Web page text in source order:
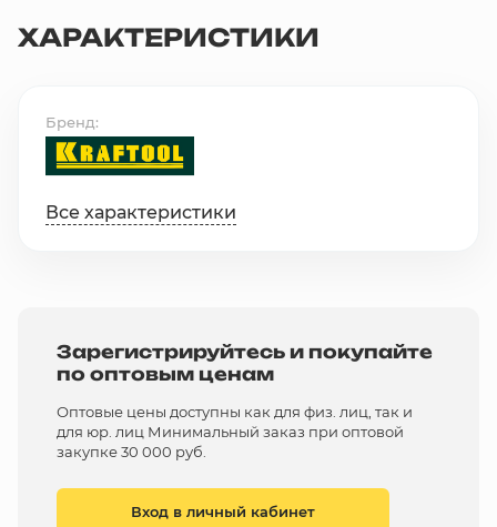
ХАРАКТЕРИСТИКИ
Бренд
Все характеристики
Зарегистрируйтесь и покупайте
по оптовым ценам
Оптовые цены доступны как для физ. лиц, так и
для юр. лиц Минимальный заказ при оптовой
закупке 30 000 руб.
Вход в личный кабинет